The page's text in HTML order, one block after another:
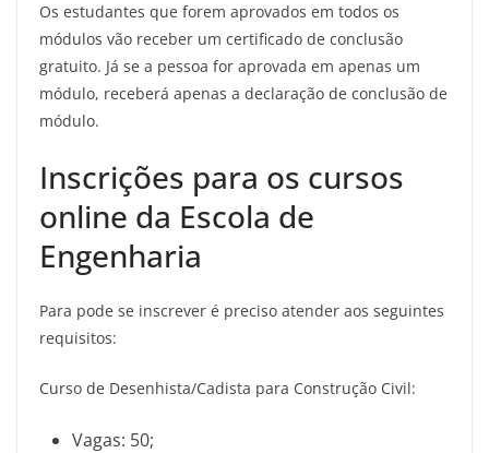
Os estudantes que forem aprovados em todos os
módulos vão receber um certificado de conclusão
gratuito. Já se a pessoa for aprovada em apenas um
módulo, receberá apenas a declaração de conclusão de
módulo.
Inscrições para os cursos
online da Escola de
Engenharia
Para pode se inscrever é preciso atender aos seguintes
requisitos:
Curso de Desenhista/Cadista para Construção Civil:
Vagas: 50;